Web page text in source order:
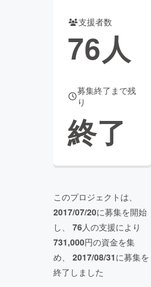
支援者数
76人
募集終了まで残
り
終了
このプロジェクトは、
2017/07/20に募集を開始
し、 76人の支援により
731,000円の資金を集
め、 2017/08/31に募集を
終了しました